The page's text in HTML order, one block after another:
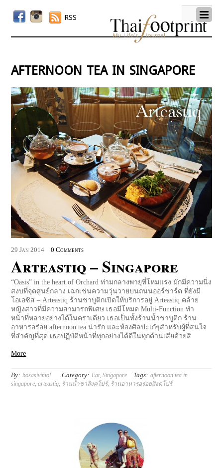
RSS
afternoon tea in singapore
29 Jan 2014 0 Comments
Arteastiq – Singapore
“Oasis” in the heart of Orchard ท่ามกลางพายุที่โหมแรง มักมีความนิ่ง
สงบที่จุดศูนย์กลาง เฉกเช่นความวุ่นวายบนถนนออร์ชาร์ต ที่ยังมี
โอเอซิส – Arteastiq ร้านชาบูติกเปิดให้บริการอยู่ Arteastiq คล้าย
หญิงสาวที่มีความสามารถพิเศษ เธอมีโหมด Multi-Function ทำ
หน้าที่หลายอย่างได้ในคราเดียว เธอเป็นทั้งร้านน้ำชาบูติก ร้าน
อาหารอร่อย afternoon tea น่ารัก และห้องศิลปะเก๋ๆสำหรับผู้ที่สนใจ
ที่สำคัญที่สุด เธอปฏิบัติหน้าที่ทุกอย่างได้ดีในทุกด้านเสียด้วยสิ
More
By: bosasivimol Category: Eat,Singapore Tags: afternoon tea in
singapore ,arteastiq ร้านน้ำชาสิงคโปร์, ร้านอาหารอร่อยสิงคโปร์